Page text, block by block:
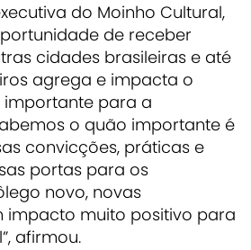
do Moinho Cultural,
de receber
cidades brasileiras e até
agrega e impacta o
importante para a
o quão importante é
convicções, práticas e
portas para os
novo, novas
impacto muito positivo para
afirmou.